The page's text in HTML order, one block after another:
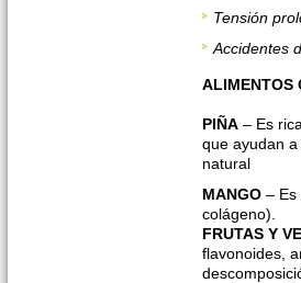
Tensión
Accidentes
ALIMENTOS
PIÑA – Es
que ayudan
natural
MANGO – Es
colágeno).
FRUTAS Y
flavonoides,